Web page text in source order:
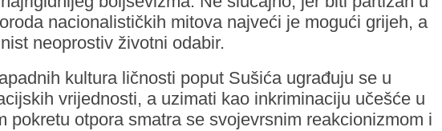
nacionalističkih mitova najveći je mogući grijeh, a
neoprostiv životni odabir.
kultura ličnosti poput Sušića ugrađuju se u
vrijednosti, a uzimati kao inkriminaciju učešće u
pokretu otpora smatra se svojevrsnim reakcionizmom i